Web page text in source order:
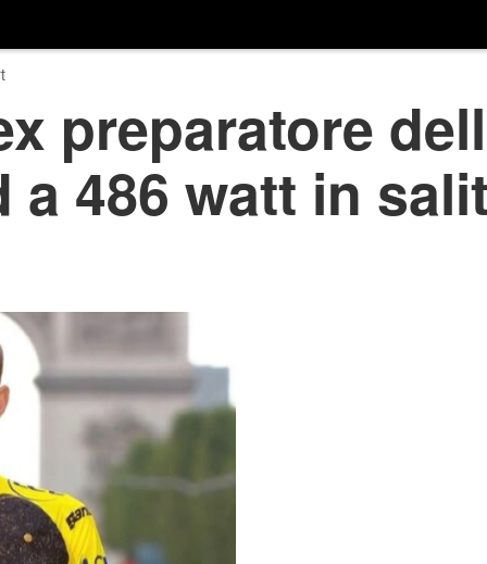
preparatore
486 watt in